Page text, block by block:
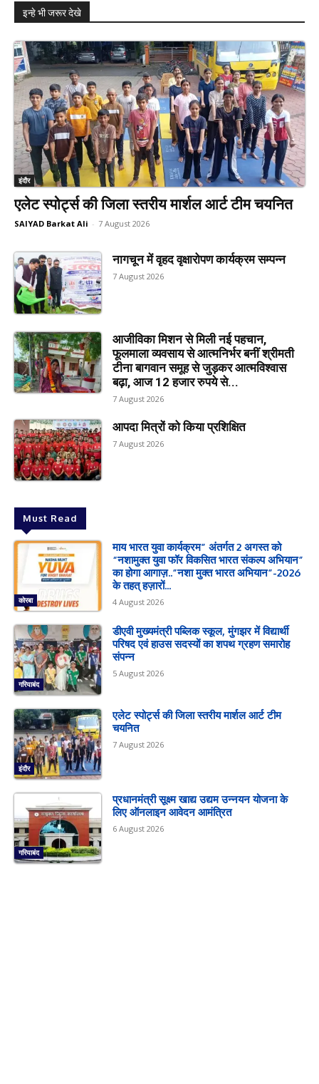
इन्हे भी जरूर देखे
इंदौर
एलेट स्पोर्ट्स की जिला स्तरीय मार्शल आर्ट टीम चयनित
SAIYAD Barkat Ali - 7 August 2026
नागचून में वृहद वृक्षारोपण कार्यक्रम सम्पन्न
7 August 2026
आजीविका मिशन से मिली नई पहचान,
फूलमाला व्यवसाय से आत्मनिर्भर बनीं श्रीमती
टीना बागवान समूह से जुड़कर आत्मविश्वास
बढ़ा, आज 12 हजार रुपये से...
7 August 2026
आपदा मित्रों को किया प्रशिक्षित
7 August 2026
Must Read
कोरबा
माय भारत युवा कार्यक्रम” अंतर्गत 2 अगस्त को
“नशामुक्त युवा फॉर विकसित भारत संकल्प अभियान”
का होगा आगाज़..”नशा मुक्त भारत अभियान”-2026
के तहत् हज़ारों...
4 August 2026
गरियाबंद
डीएवी मुख्यमंत्री पब्लिक स्कूल, मुंगझर में विद्यार्थी
परिषद एवं हाउस सदस्यों का शपथ ग्रहण समारोह
संपन्न
5 August 2026
इंदौर
एलेट स्पोर्ट्स की जिला स्तरीय मार्शल आर्ट टीम
चयनित
7 August 2026
गरियाबंद
प्रधानमंत्री सूक्ष्म खाद्य उद्यम उन्नयन योजना के
लिए ऑनलाइन आवेदन आमंत्रित
6 August 2026